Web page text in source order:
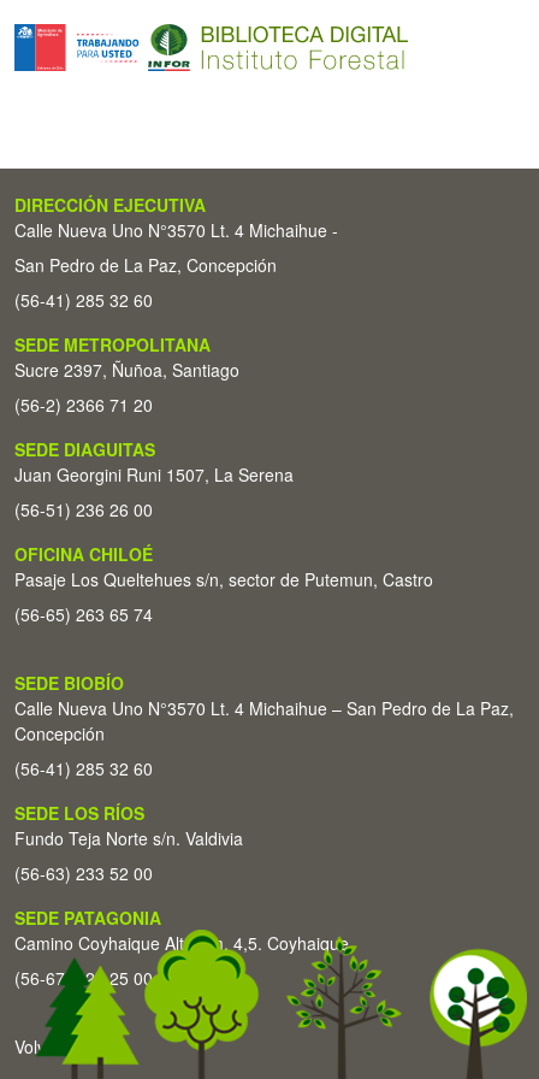
DIRECCIÓN EJECUTIVA
Calle Nueva Uno N°3570 Lt. 4 Michaihue -
San Pedro de La Paz, Concepción
(56-41) 285 32 60
SEDE METROPOLITANA
Sucre 2397, Ñuñoa, Santiago
(56-2) 2366 71 20
SEDE DIAGUITAS
Juan Georgini Runi 1507, La Serena
(56-51) 236 26 00
OFICINA CHILOÉ
Pasaje Los Queltehues s/n, sector de Putemun, Castro
(56-65) 263 65 74
SEDE BIOBÍO
Calle Nueva Uno N°3570 Lt. 4 Michaihue – San Pedro de La Paz,
Concepción
(56-41) 285 32 60
SEDE LOS RÍOS
Fundo Teja Norte s/n. Valdivia
(56-63) 233 52 00
SEDE PATAGONIA
Camino Coyhaique Alto Km. 4,5. Coyhaique
(56-67) 226 25 00
Volver arriba